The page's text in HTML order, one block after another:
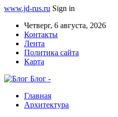
www.jd-rus.ru Sign in
Четверг, 6 августа, 2026
Контакты
Лента
Политика сайта
Карта
Блог -
Главная
Архитектура